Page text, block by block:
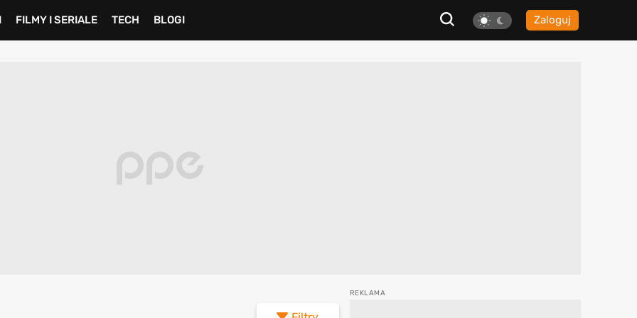
Zaloguj
FILMY I SERIALE TECH BLOGI